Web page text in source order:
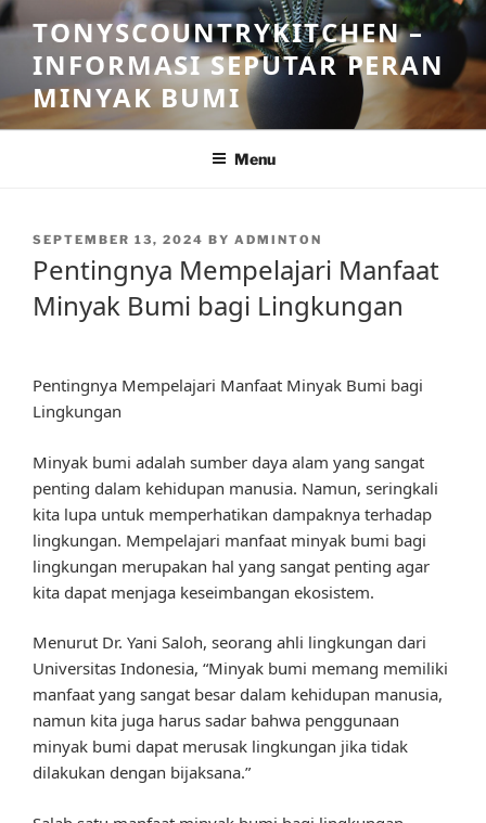
Skip
to
content
TONYSCOUNTRYKITCHEN –
INFORMASI SEPUTAR PERAN
MINYAK BUMI
Menu
POSTED
SEPTEMBER 13, 2024 BY ADMINTON
Pentingnya Mempelajari Manfaat
Minyak Bumi bagi Lingkungan
Pentingnya Mempelajari Manfaat Minyak Bumi bagi
Lingkungan
Minyak bumi adalah sumber daya alam yang sangat
penting dalam kehidupan manusia. Namun, seringkali
kita lupa untuk memperhatikan dampaknya terhadap
lingkungan. Mempelajari manfaat minyak bumi bagi
lingkungan merupakan hal yang sangat penting agar
kita dapat menjaga keseimbangan ekosistem.
Menurut Dr. Yani Saloh, seorang ahli lingkungan dari
Universitas Indonesia, “Minyak bumi memang memiliki
manfaat yang sangat besar dalam kehidupan manusia,
namun kita juga harus sadar bahwa penggunaan
minyak bumi dapat merusak lingkungan jika tidak
dilakukan dengan bijaksana.”